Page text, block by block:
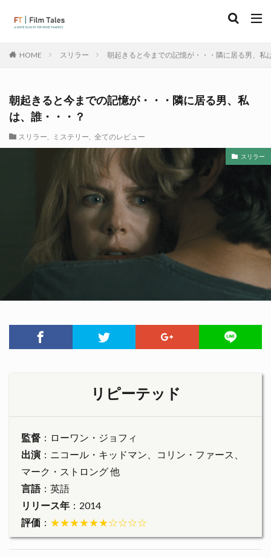
HOME スリラー 朝起きると今までの記憶が・・・隣に居る男、私
朝起きると今までの記憶が・・・隣に居る男、私
は、誰・・・？
スリラー ミステリー 全てのレビュー
スリラー
リピーテッド
監督 ：ローワン・ジョフィ
出演 ：ニコール・キッドマン、コリン・ファース、
マーク・ストロング 他
言語：英語
リリース年 ：2014
評価 ： ★★★★★★☆☆☆☆